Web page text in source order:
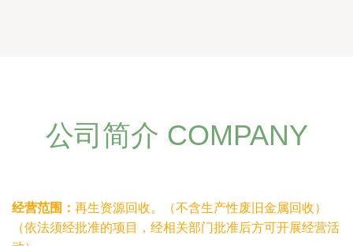
公司简介 COMPANY
经营范围： 再生资源回收。（不含生产性废旧金属回收）
（依法须经批准的项目，经相关部门批准后方可开展经营活